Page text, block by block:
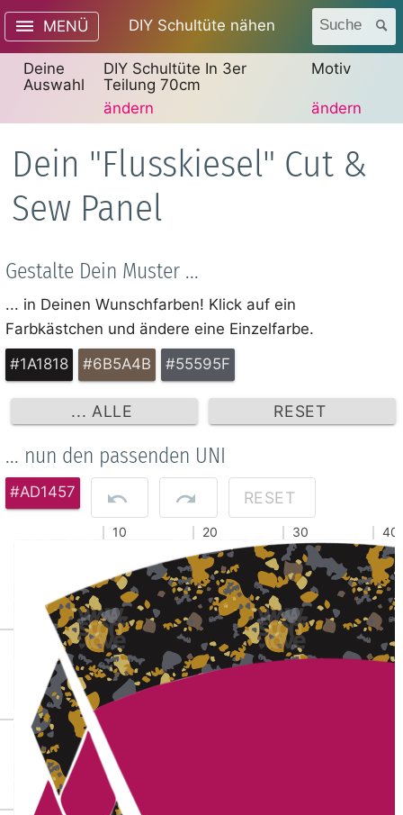
MENÜ DIY Schultüte nähen Suche
Deine
Auswahl
DIY Schultüte In 3er
Teilung 70cm
ändern
Motiv
ändern
Dein "Flusskiesel" Cut &
Sew Panel
Gestalte Dein Muster ...
... in Deinen Wunschfarben! Klick auf ein
Farbkästchen und ändere eine Einzelfarbe.
#1A1818
#6B5A4B #55595F
... ALLE RESET
... nun den passenden UNI
#AD1457 RESET